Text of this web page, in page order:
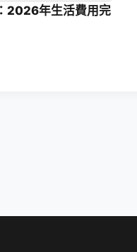
2026年生活費用完